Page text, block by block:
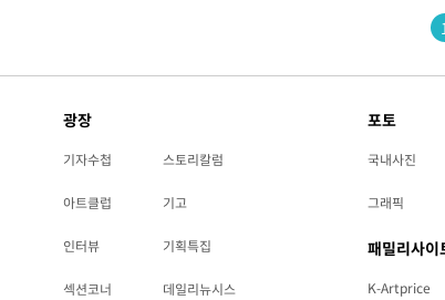
광장
기자수첩 스토리칼럼
아트클럽 기고
인터뷰 기획특집
섹션코너 데일리뉴시스
포토
국내사진
그래픽
패밀리사이
K-Artprice